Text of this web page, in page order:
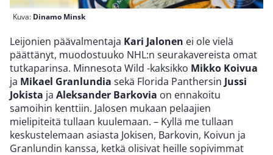
Kuva: Dinamo Minsk
Leijonien päävalmentaja Kari Jalonen ei ole vielä
päättänyt, muodostuuko NHL:n seurakavereista omat
tutkaparinsa. Minnesota Wild -kaksikko Mikko Koivua
ja Mikael Granlundia sekä Florida Panthersin Jussi
Jokista ja Aleksander Barkovia on ennakoitu
samoihin kenttiin. Jalosen mukaan pelaajien
mielipiteitä tullaan kuulemaan. – Kyllä me tullaan
keskustelemaan asiasta Jokisen, Barkovin, Koivun ja
Granlundin kanssa, ketkä olisivat heille sopivimmat